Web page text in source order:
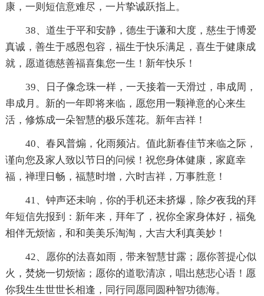
康，一则短信意难尽，一片挚诚跃指上。
38、道生于平和安静，德生于谦和大度，慈生于博爱
真诚，善生于感恩包容，福生于快乐满足，喜生于健康成
就，愿道德慈善福喜集您一生！新年快乐！
39、日子像念珠一样，一天接着一天滑过，串成周，
串成月。新的一年即将来临，愿您用一颗禅意的心来生
活，修炼成一朵智慧的极乐莲花。新年吉祥！
40、春风普煽，化雨频沾。值此新春佳节来临之际，
谨向您及家人致以节日的问候！祝您身体健康，家庭幸
福，禅理日畅，福慧时增，六时吉祥，万事胜意！
41、钟声还未响，你的手机还未挤爆，除夕夜我的拜
年短信先报到：新年来，拜年了，祝你全家身体好，福兔
相伴无烦恼，和和美美乐淘淘，大吉大利真美妙！
42、愿你的法喜如雨，带来智慧甘露；愿你菩提心似
火，焚烧一切烦恼；愿你的道歌清凉，唱出慈悲心语！愿
你我生生世世长相逢，同行同愿同圆种智功德海。